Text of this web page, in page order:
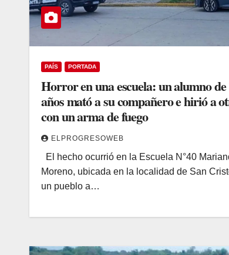
PAÍS PORTADA
Horror en una escuela: un alumno de
años mató a su compañero e hirió a
con un arma de fuego
ELPROGRESOWEB
El hecho ocurrió en la Escuela N°40
Moreno, ubicada en la localidad de San
un pueblo a…